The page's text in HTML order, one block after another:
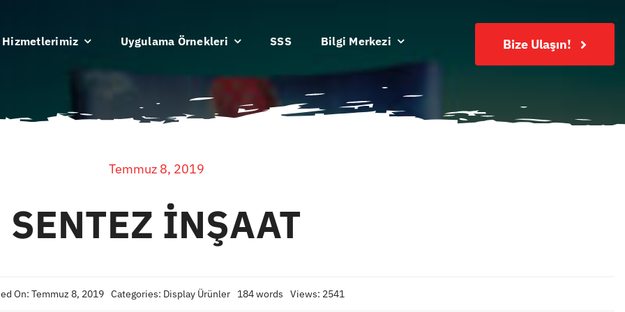
Hizmetlerimiz Uygulama Örnekleri SSS Bilgi Merkezi Bize Ulaşın!
Temmuz 8, 2019
SENTEZ İNŞAAT
On: Temmuz 8, 2019 Categories: Display Ürünler 184 words Views: 2541